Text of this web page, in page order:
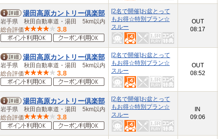
湯田高原カントリー倶楽部
岩手県 秋田自動車道・湯田 5km以内
総合評価
3.8
[2名で開催]お盆とって
もお得☆特別プラン☆
スルー
OUT
08:17
湯田高原カントリー倶楽部
岩手県 秋田自動車道・湯田 5km以内
総合評価
3.8
[2名で開催]お盆とって
もお得☆特別プラン☆
スルー
OUT
08:52
湯田高原カントリー倶楽部
岩手県 秋田自動車道・湯田 5km以内
総合評価
3.8
[2名で開催]お盆とって
もお得☆特別プラン☆
スルー
IN
09:06